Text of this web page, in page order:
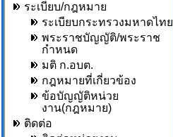
ระเบียบ/กฎหมาย
ระเบียบกระทรวงมหาดไทย
พระราชบัญญัติ/พระราช
กำหนด
มติ ก.อบต.
กฎหมายที่เกี่ยวข้อง
ข้อบัญญัติหน่วย
งาน(กฎหมาย)
ติดต่อ